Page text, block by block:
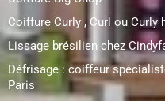
Coiffure Curly , Curl ou Curly
Lissage brésilien chez
Défrisage : coiffeur
Paris